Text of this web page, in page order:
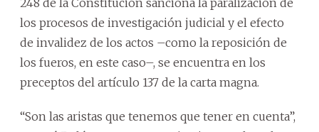
los procesos de investigación judicial y el efecto
de invalidez de los actos –como la reposición de
los fueros, en este caso–, se encuentra en los
preceptos del artículo 137 de la carta magna.
“Son las aristas que tenemos que tener en cuenta”,